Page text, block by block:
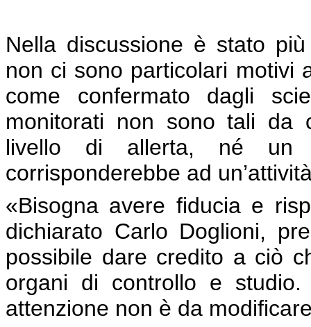
Nella discussione è stato
non ci sono particolari motivi
come confermato dagli
monitorati non sono tali da
livello di allerta, né un
corrisponderebbe ad
«Bisogna avere fiducia e
dichiarato Carlo Doglioni,
possibile dare credito a ciò
organi di controllo e
attenzione non è da